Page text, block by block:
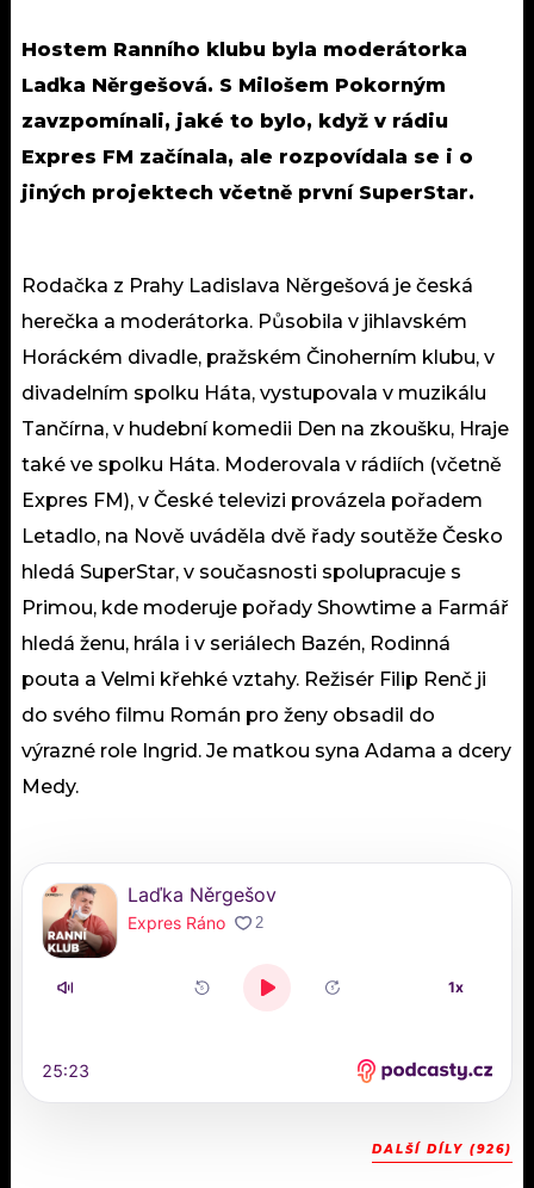
Hostem Ranního klubu byla moderátorka
Laďka Něrgešová. S Milošem Pokorným
zavzpomínali, jaké to bylo, když v rádiu
Expres FM začínala, ale rozpovídala se i o
jiných projektech včetně první SuperStar.
Rodačka z Prahy Ladislava Něrgešová je česká
herečka a moderátorka. Působila v jihlavském
Horáckém divadle, pražském Činoherním klubu, v
divadelním spolku Háta, vystupovala v muzikálu
Tančírna, v hudební komedii Den na zkoušku, Hraje
také ve spolku Háta. Moderovala v rádiích (včetně
Expres FM), v České televizi provázela pořadem
Letadlo, na Nově uváděla dvě řady soutěže Česko
hledá SuperStar, v současnosti spolupracuje s
Primou, kde moderuje pořady Showtime a Farmář
hledá ženu, hrála i v seriálech Bazén, Rodinná
pouta a Velmi křehké vztahy. Režisér Filip Renč ji
do svého filmu Román pro ženy obsadil do
výrazné role Ingrid. Je matkou syna Adama a dcery
Medy.
DALŠÍ DÍLY (926)